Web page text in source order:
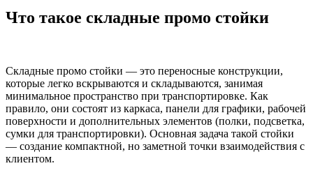
Что такое складные промо стойки
Складные промо стойки — это переносные конструкции,
которые легко вскрываются и складываются, занимая
минимальное пространство при транспортировке. Как
правило, они состоят из каркаса, панели для графики, рабочей
поверхности и дополнительных элементов (полки, подсветка,
сумки для транспортировки). Основная задача такой стойки
— создание компактной, но заметной точки взаимодействия с
клиентом.